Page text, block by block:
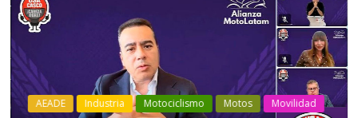
Industria Movilidad Transporte Varios